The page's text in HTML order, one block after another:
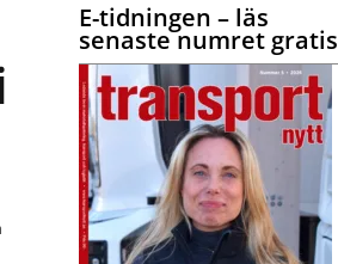
E-tidningen – läs
senaste numret gratis